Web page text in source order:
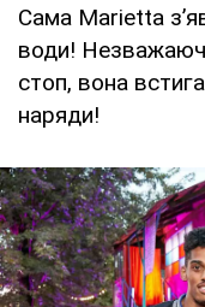
Сама Marietta
води!
стоп, вона
наряди!